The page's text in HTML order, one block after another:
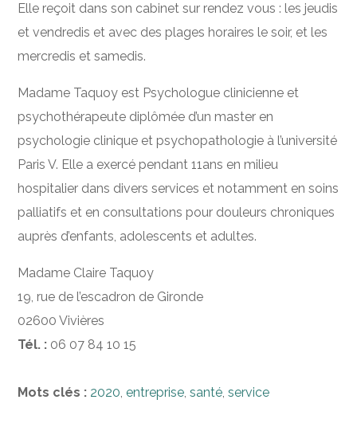
Elle reçoit dans son cabinet sur rendez vous : les jeudis
et vendredis et avec des plages horaires le soir, et les
mercredis et samedis.
Madame Taquoy est Psychologue clinicienne et
psychothérapeute diplômée d’un master en
psychologie clinique et psychopathologie à l’université
Paris V. Elle a exercé pendant 11ans en milieu
hospitalier dans divers services et notamment en soins
palliatifs et en consultations pour douleurs chroniques
auprès d’enfants, adolescents et adultes.
Madame Claire Taquoy
19, rue de l’escadron de Gironde
02600 Vivières
Tél. : 06 07 84 10 15
Mots clés : 2020,entreprise,santé,service